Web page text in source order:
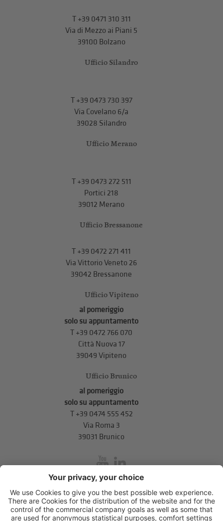
T+39 0471 310 311
Via di Mezzo ai Piani 5
39100 Bolzano
Ufficio Silandro
T+39 0473 730 397
Via Covelano 6/a
39028 Silandro
Ufficio Merano
T+39 0473 272 511
Portici 218
39012 Merano
Ufficio Bressanone
T +39 0472 271 411
Via Vittorio Veneto 26
39042 Bressanone
Ufficio Vipiteno
al pomeriggio
solo su appuntamento
T +39 0472 766 070
Città Nuova 17
39049 Vipiteno
Ufficio Brunico
al pomeriggio
solo su appuntamento
T+39 0474 555 452
Via Roma 3
39031 Brunico
inService
Via di Mezzo ai Piani 5 ,39100 Bolzano.T+39 0471 310 311.
info@unione-bz.it